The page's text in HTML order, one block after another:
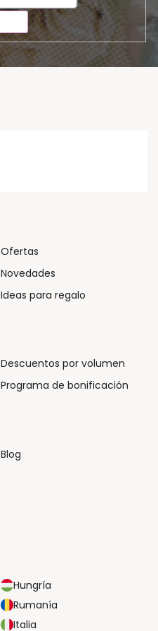
Hungría
Rumanía
Italia
Ofertas
Novedades
Ideas para regalo
Descuentos por volumen
Programa de bonificación
Blog